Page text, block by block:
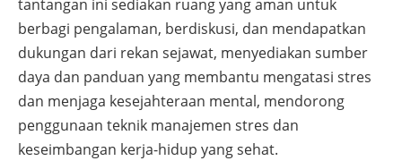
tantangan ini sediakan ruang yang aman untuk
berbagi pengalaman, berdiskusi, dan mendapatkan
dukungan dari rekan sejawat, menyediakan sumber
daya dan panduan yang membantu mengatasi stres
dan menjaga kesejahteraan mental, mendorong
penggunaan teknik manajemen stres dan
keseimbangan kerja-hidup yang sehat.